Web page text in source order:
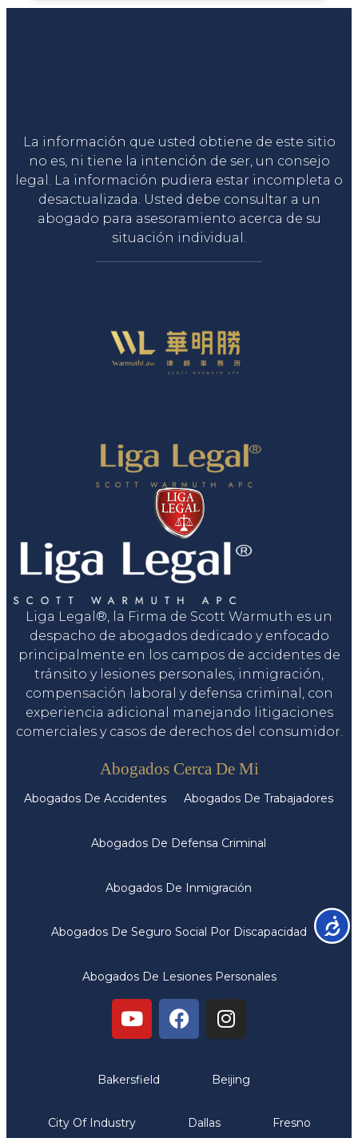
La información que usted obtiene de este sitio
no es, ni tiene la intención de ser, un consejo
legal. La información pudiera estar incompleta o
desactualizada. Usted debe consultar a un
abogado para asesoramiento acerca de su
situación individual.
Liga Legal®, la Firma de Scott Warmuth es un
despacho de abogados dedicado y enfocado
principalmente en los campos de accidentes de
tránsito y lesiones personales, inmigración,
compensación laboral y defensa criminal, con
experiencia adicional manejando litigaciones
comerciales y casos de derechos del consumidor.
Abogados Cerca De Mi
Abogados De Accidentes Abogados De Trabajadores
Abogados De Defensa Criminal
Abogados De Inmigración
Abogados De Seguro Social Por Discapacidad
Abogados De Lesiones Personales
Bakersfield Beijing
City Of Industry Dallas Fresno